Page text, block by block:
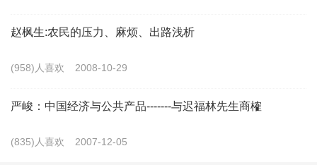
在自己的农场设立生产与家居一体化的定居点。这种情
如何改进这些问题？
党国英认为要从以下几个方面展开，一是要尊重农
赵枫生:农民的压力、麻烦、出路浅析
(958)人喜欢 2008-10-29
严峻：中国经济与公共产品-------与迟福林先生商榷
(835)人喜欢 2007-12-05